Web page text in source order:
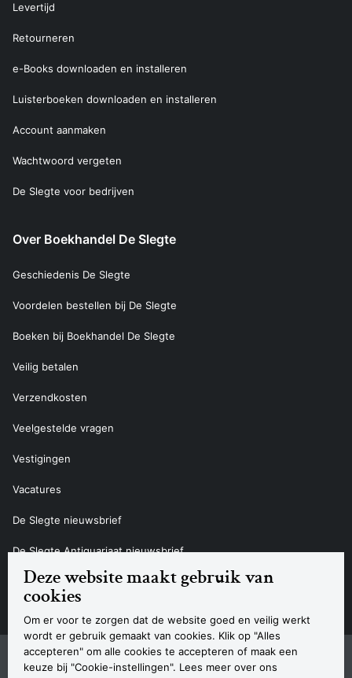
Deze website maakt gebruik van
cookies
Om er voor te zorgen dat de website goed en veilig werkt
wordt er gebruik gemaakt van cookies. Klik op "Alles
accepteren" om alle cookies te accepteren of maak een
keuze bij "Cookie-instellingen". Lees meer over ons
Levertijd
Retourneren
e-Books downloaden en installeren
Luisterboeken downloaden en installeren
Account aanmaken
Wachtwoord vergeten
De Slegte voor bedrijven
Over Boekhandel De Slegte
Geschiedenis De Slegte
Voordelen bestellen bij De Slegte
Boeken bij Boekhandel De Slegte
Veilig betalen
Verzendkosten
Veelgestelde vragen
Vestigingen
Vacatures
De Slegte nieuwsbrief
De Slegte Antiquariaat nieuwsbrief
Contact
Navigatie
SitemapPrivacyverklaring CookieverklaringAlgemene voorwaardenDisclaimer
Contact